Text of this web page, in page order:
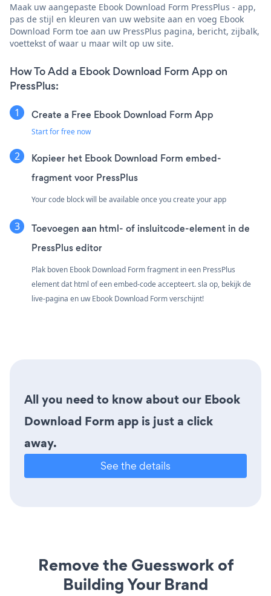
Maak uw aangepaste Ebook Download Form PressPlus - app,
pas de stijl en kleuren van uw website aan en voeg Ebook
Download Form toe aan uw PressPlus pagina, bericht, zijbalk,
voettekst of waar u maar wilt op uw site.
How To Add a Ebook Download Form App on
PressPlus:
Create a Free Ebook Download Form App
Start for free now
Kopieer het Ebook Download Form embed-
fragment voor PressPlus
Your code block will be available once you create your app
Toevoegen aan html- of insluitcode-element in de
PressPlus editor
Plak boven Ebook Download Form fragment in een PressPlus
element dat html of een embed-code accepteert. sla op, bekijk de
live-pagina en uw Ebook Download Form verschijnt!
All you need to know about our Ebook
Download Form app is just a click
away.
See the details
Remove the Guesswork of
Building Your Brand